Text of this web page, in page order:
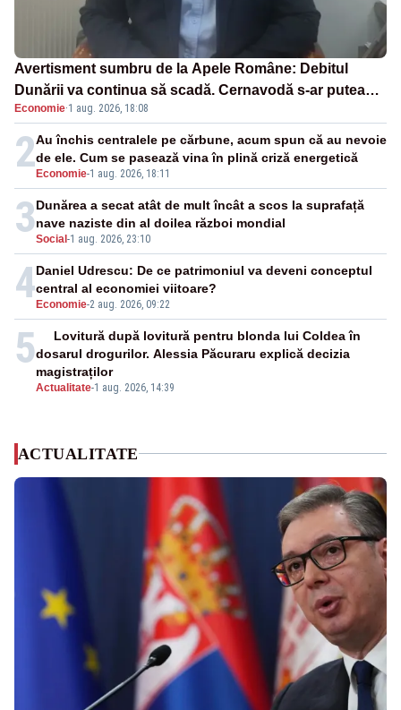
Avertisment sumbru de la Apele Române: Debitul
Dunării va continua să scadă. Cernavodă s-ar putea
închide în 4 zile
Economie·1 aug. 2026, 18:08
2Economie-1 aug. 2026, 18:11
Au închis centralele pe cărbune, acum spun că au nevoie
de ele. Cum se pasează vina în plină criză energetică
3Social-1 aug. 2026, 23:10
Dunărea a secat atât de mult încât a scos la suprafață
nave naziste din al doilea război mondial
4Economie-2 aug. 2026, 09:22
Daniel Udrescu: De ce patrimoniul va deveni conceptul
central al economiei viitoare?
5
Actualitate-1 aug. 2026, 14:39
Lovitură după lovitură pentru blonda lui Coldea în
dosarul drogurilor. Alessia Păcuraru explică decizia
magistraților
ACTUALITATE